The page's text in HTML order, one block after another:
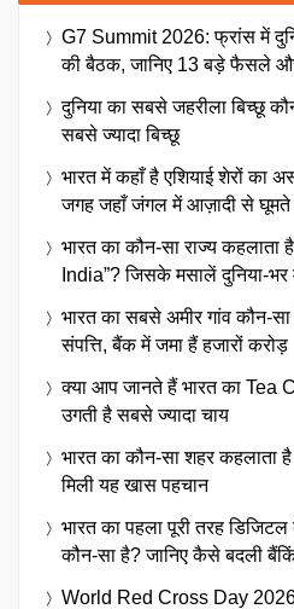
G7 Summit 2026: फ्रांस में
की बैठक, जानिए 13 बड़े फैसले
दुनिया का सबसे जहरीला बिच्छू
सबसे ज्यादा बिच्छू
भारत में कहाँ है एशियाई शेरों का
जगह जहाँ जंगल में आज़ादी से
भारत का कौन-सा राज्य
India”? जिसके मसालें दुनिया-भर
भारत का सबसे अमीर गांव कौन-
संपत्ति, बैंक में जमा हैं हजारों करोड़
क्या आप जानते हैं भारत का Tea
उगती है सबसे ज्यादा चाय
भारत का कौन-सा शहर कहलाता
मिली यह खास पहचान
भारत का पहला पूरी तरह डिजिटल
कौन-सा है? जानिए कैसे बदली
World Red Cross Day 2026: